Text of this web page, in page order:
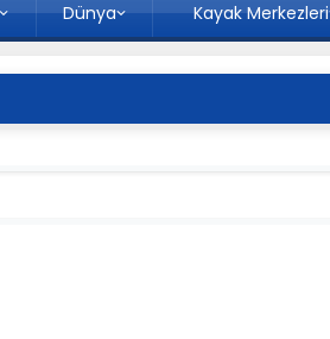
Dünya Kayak Merkezleri